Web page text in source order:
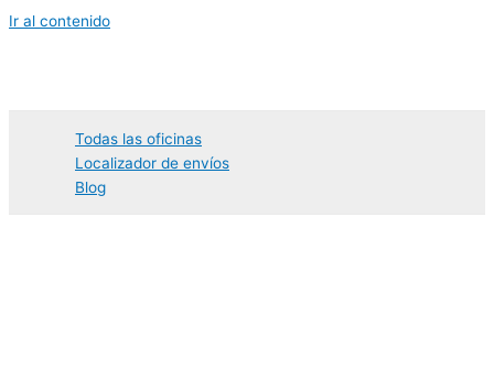
Ir al contenido
Todas las oficinas
Localizador de envíos
Blog